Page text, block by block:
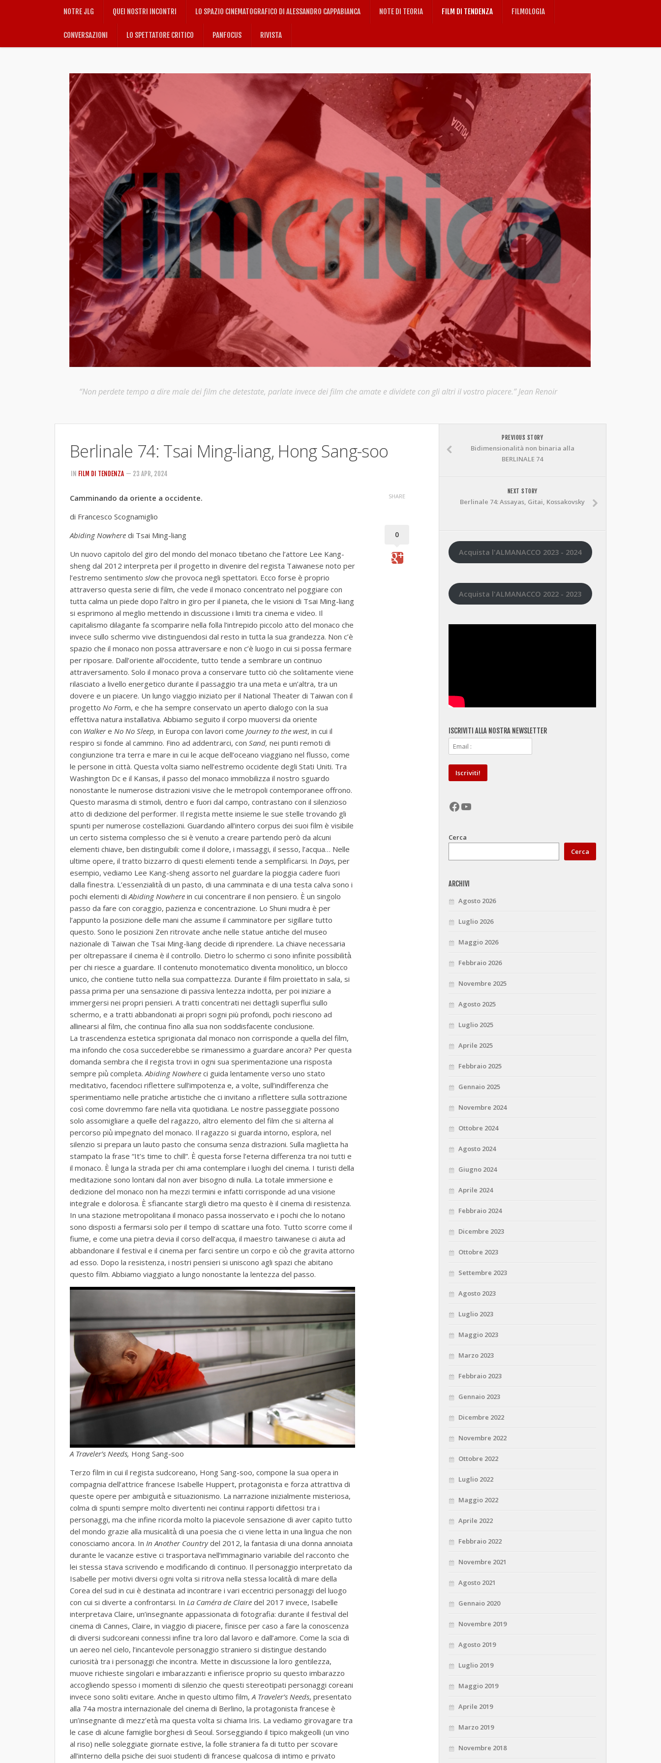
NOTRE JLG QUEI NOSTRI INCONTRI LO SPAZIO CINEMATOGRAFICO DI ALESSANDRO CAPPABIANCA NOTE DI TEORIA FILM DI TENDENZA FILMOLOGIA
CONVERSAZIONI LO SPETTATORE CRITICO PANFOCUS RIVISTA
“Non perdete tempo a dire male dei film che detestate, parlate invece dei film che amate e dividete con gli altri il vostro piacere.” Jean Renoir
Berlinale 74: Tsai Ming-liang, Hong Sang-soo
IN FILM DI TENDENZA — 23 APR, 2024
Camminando da oriente a occidente.
di Francesco Scognamiglio
Abiding Nowhere di Tsai Ming-liang
Un nuovo capitolo del giro del mondo del monaco tibetano che l’attore Lee Kang-
sheng dal 2012 interpreta per il progetto in divenire del regista Taiwanese noto per
l’estremo sentimento slow che provoca negli spettatori. Ecco forse è proprio
attraverso questa serie di film, che vede il monaco concentrato nel poggiare con
tutta calma un piede dopo l’altro in giro per il pianeta, che le visioni di Tsai Ming-liang
si esprimono al meglio mettendo in discussione i limiti tra cinema e video. Il
capitalismo dilagante fa scomparire nella folla l’intrepido piccolo atto del monaco che
invece sullo schermo vive distinguendosi dal resto in tutta la sua grandezza. Non c’è
spazio che il monaco non possa attraversare e non c’è luogo in cui si possa fermare
per riposare. Dall’oriente all’occidente, tutto tende a sembrare un continuo
attraversamento. Solo il monaco prova a conservare tutto ciò che solitamente viene
rilasciato a livello energetico durante il passaggio tra una meta e un’altra, tra un
dovere e un piacere. Un lungo viaggio iniziato per il National Theater di Taiwan con il
progetto No Form, e che ha sempre conservato un aperto dialogo con la sua
effettiva natura installativa. Abbiamo seguito il corpo muoversi da oriente
con Walkere No No Sleep, in Europa con lavori come Journey to the west, in cui il
respiro si fonde al cammino. Fino ad addentrarci, con Sand, nei punti remoti di
congiunzione tra terra e mare in cui le acque dell’oceano viaggiano nel flusso, come
le persone in città. Questa volta siamo nell’estremo occidente degli Stati Uniti. Tra
Washington Dc e il Kansas, il passo del monaco immobilizza il nostro sguardo
nonostante le numerose distrazioni visive che le metropoli contemporanee offrono.
Questo marasma di stimoli, dentro e fuori dal campo, contrastano con il silenzioso
atto di dedizione del performer. Il regista mette insieme le sue stelle trovando gli
spunti per numerose costellazioni. Guardando all’intero corpus dei suoi film è visibile
un certo sistema complesso che si è venuto a creare partendo però da alcuni
elementi chiave, ben distinguibili: come il dolore, i massaggi, il sesso, l’acqua… Nelle
ultime opere, il tratto bizzarro di questi elementi tende a semplificarsi. In Days, per
esempio, vediamo Lee Kang-sheng assorto nel guardare la pioggia cadere fuori
dalla finestra. L’essenzialità̀ di un pasto, di una camminata e di una testa calva sono i
pochi elementi diAbiding Nowhere in cui concentrare il non pensiero. È un singolo
passo da fare con coraggio, pazienza e concentrazione. Lo Shuni mudra è per
l’appunto la posizione delle mani che assume il camminatore per sigillare tutto
questo. Sono le posizioni Zen ritrovate anche nelle statue antiche del museo
nazionale di Taiwan che Tsai Ming-liang decide di riprendere. La chiave necessaria
per oltrepassare il cinema è il controllo. Dietro lo schermo ci sono infinite possibilità̀
per chi riesce a guardare. Il contenuto monotematico diventa monolitico, un blocco
unico, che contiene tutto nella sua compattezza. Durante il film proiettato in sala, si
passa prima per una sensazione di passiva lentezza indotta, per poi iniziare a
immergersi nei propri pensieri. A tratti concentrati nei dettagli superflui sullo
schermo, e a tratti abbandonati ai propri sogni più profondi, pochi riescono ad
allinearsi al film, che continua fino alla sua non soddisfacente conclusione.
La trascendenza estetica sprigionata dal monaco non corrisponde a quella del film,
ma infondo che cosa succederebbe se rimanessimo a guardare ancora? Per questa
domanda sembra che il regista trovi in ogni sua sperimentazione una risposta
sempre più̀ completa.Abiding Nowhere ci guida lentamente verso uno stato
meditativo, facendoci riflettere sull’impotenza e, a volte, sull’indifferenza che
sperimentiamo nelle pratiche artistiche che ci invitano a riflettere sulla sottrazione
così come dovremmo fare nella vita quotidiana. Le nostre passeggiate possono
solo assomigliare a quelle del ragazzo, altro elemento del film che si alterna al
percorso più̀ impegnato del monaco. Il ragazzo si guarda intorno, esplora, nel
silenzio si prepara un lauto pasto che consuma senza distrazioni. Sulla maglietta ha
stampato la frase “It’s time to chill”. È questa forse l’eterna differenza tra noi tutti e
il monaco. È lunga la strada per chi ama contemplare i luoghi del cinema. I turisti della
meditazione sono lontani dal non aver bisogno di nulla. La totale immersione e
dedizione del monaco non ha mezzi termini e infatti corrisponde ad una visione
integrale e dolorosa. È sfiancante stargli dietro ma questo è il cinema di resistenza.
In una stazione metropolitana il monaco passa inosservato e i pochi che lo notano
sono disposti a fermarsi solo per il tempo di scattare una foto. Tutto scorre come il
fiume, e come una pietra devia il corso dell’acqua, il maestro taiwanese ci aiuta ad
abbandonare il festival e il cinema per farci sentire un corpo e ciò̀ che gravita attorno
ad esso. Dopo la resistenza, i nostri pensieri si uniscono agli spazi che abitano
questo film. Abbiamo viaggiato a lungo nonostante la lentezza del passo.
A Traveler’s Needs, Hong Sang-soo
Terzo film in cui il regista sudcoreano, Hong Sang-soo, compone la sua opera in
compagnia dell’attrice francese Isabelle Huppert, protagonista e forza attrattiva di
queste opere per ambiguità̀ e situazionismo. La narrazione inizialmente misteriosa,
colma di spunti sempre molto divertenti nei continui rapporti difettosi tra i
personaggi, ma che infine ricorda molto la piacevole sensazione di aver capito tutto
del mondo grazie alla musicalità̀ di una poesia che ci viene letta in una lingua che non
conosciamo ancora. In In Another Countrydel 2012, la fantasia di una donna annoiata
durante le vacanze estive ci trasportava nell’immaginario variabile del racconto che
lei stessa stava scrivendo e modificando di continuo. Il personaggio interpretato da
Isabelle per motivi diversi ogni volta si ritrova nella stessa località̀ di mare della
Corea del sud in cui è destinata ad incontrare i vari eccentrici personaggi del luogo
con cui si diverte a confrontarsi. In La Caméra de Claire del 2017 invece, Isabelle
interpretava Claire, un’insegnante appassionata di fotografia: durante il festival del
cinema di Cannes, Claire, in viaggio di piacere, finisce per caso a fare la conoscenza
di diversi sudcoreani connessi infine tra loro dal lavoro e dall’amore. Come la scia di
un aereo nel cielo, l’incantevole personaggio straniero si distingue destando
curiosità tra i personaggi che incontra. Mette in discussione la loro gentilezza,
muove richieste singolari e imbarazzanti e infierisce proprio su questo imbarazzo
accogliendo spesso i momenti di silenzio che questi stereotipati personaggi coreani
invece sono soliti evitare. Anche in questo ultimo film, A Traveler’s Needs, presentato
alla 74a mostra internazionale del cinema di Berlino, la protagonista francese è
un’insegnante di mezz’età̀ ma questa volta si chiama Iris. La vediamo girovagare tra
le case di alcune famiglie borghesi di Seoul. Sorseggiando il tipico makgeolli (un vino
al riso) nelle soleggiate giornate estive, la folle straniera fa di tutto per scovare
all’interno della psiche dei suoi studenti di francese qualcosa di intimo e privato
SHARE
0
PREVIOUS STORY
Bidimensionalità non binaria alla
BERLINALE 74
NEXT STORY
Berlinale 74: Assayas, Gitai, Kossakovsky
Acquista l'ALMANACCO 2023 - 2024
Acquista l'ALMANACCO 2022 - 2023
ISCRIVITI ALLA NOSTRA NEWSLETTER
Facebook
YouTube
Cerca
Cerca
ARCHIVI
Agosto 2026
Luglio 2026
Maggio 2026
Febbraio 2026
Novembre 2025
Agosto 2025
Luglio 2025
Aprile 2025
Febbraio 2025
Gennaio 2025
Novembre 2024
Ottobre 2024
Agosto 2024
Giugno 2024
Aprile 2024
Febbraio 2024
Dicembre 2023
Ottobre 2023
Settembre 2023
Agosto 2023
Luglio 2023
Maggio 2023
Marzo 2023
Febbraio 2023
Gennaio 2023
Dicembre 2022
Novembre 2022
Ottobre 2022
Luglio 2022
Maggio 2022
Aprile 2022
Febbraio 2022
Novembre 2021
Agosto 2021
Gennaio 2020
Novembre 2019
Agosto 2019
Luglio 2019
Maggio 2019
Aprile 2019
Marzo 2019
Novembre 2018